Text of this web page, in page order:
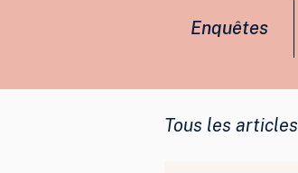
Enquêtes
Tous les articles